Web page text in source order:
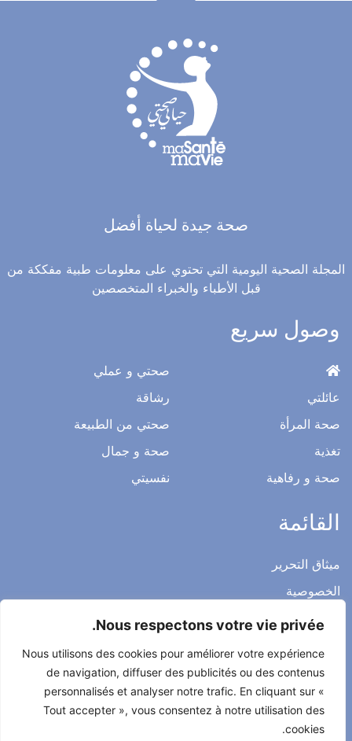
Nous respectons votre vie privée.
Nous utilisons des cookies pour améliorer votre expérience
de navigation, diffuser des publicités ou des contenus
personnalisés et analyser notre trafic. En cliquant sur «
Tout accepter », vous consentez à notre utilisation des
cookies.
صحة جيدة لحياة أفضل
المجلة الصحية اليومية التي تحتوي على معلومات طبية مفككة من
قبل الأطباء والخبراء المتخصصين
وصول سريع
عائلتي
صحة المرأة
تغذية
صحة و رفاهية
صحتي و عملي
رشاقة
صحتي من الطبيعة
صحة و جمال
نفسيتي
القائمة
ميثاق التحرير
الخصوصية
الاشعار القانوني
اتصل بنا